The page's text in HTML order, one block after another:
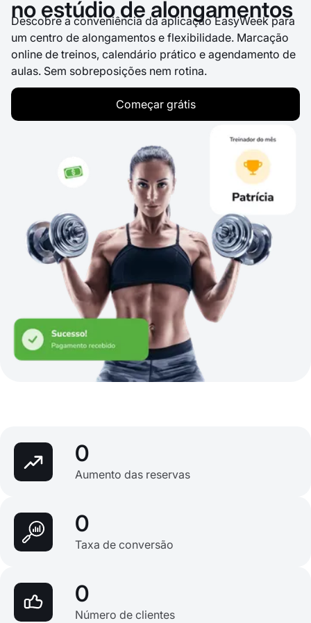
no estúdio de alongamentos
Descobre a conveniência da aplicação EasyWeek para
um centro de alongamentos e flexibilidade. Marcação
online de treinos, calendário prático e agendamento de
aulas. Sem sobreposições nem rotina.
Começar grátis
0
Aumento das reservas
0
Taxa de conversão
0
Número de clientes